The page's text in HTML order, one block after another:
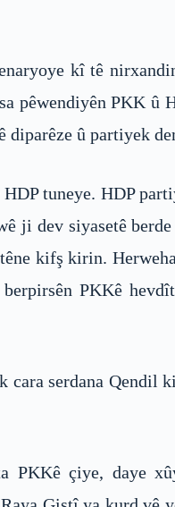
kî tê
pêwendiyên PKK û
diparêze û partiyek
tuneye. HDP
ji dev siyasetê
kifş kirin.
PKKê
serdana Qendil
PKKê çiye, daye